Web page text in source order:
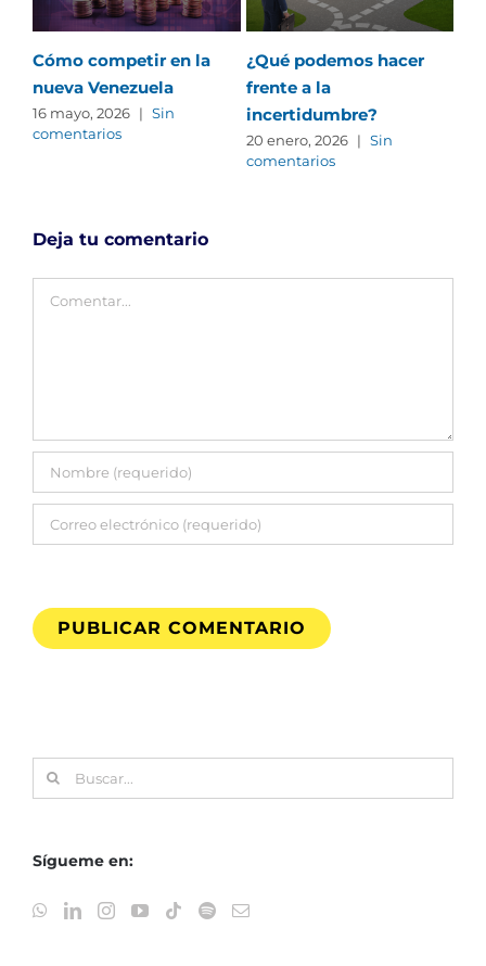
Cómo competir en la
nueva Venezuela
16 mayo, 2026 | Sin
comentarios
¿Qué podemos hacer
frente a la
incertidumbre?
20 enero, 2026 | Sin
comentarios
Deja tu comentario
Comentar
Buscar:
Sígueme en: